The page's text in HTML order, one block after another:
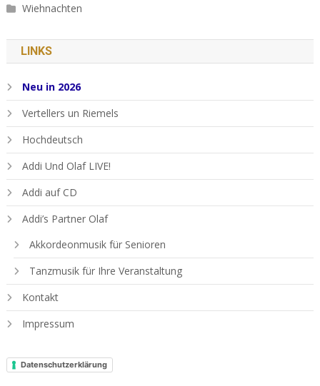
Wiehnachten
LINKS
Neu in 2026
Vertellers un Riemels
Hochdeutsch
Addi Und Olaf LIVE!
Addi auf CD
Addi’s Partner Olaf
Akkordeonmusik für Senioren
Tanzmusik für Ihre Veranstaltung
Kontakt
Impressum
Datenschutzerklärung